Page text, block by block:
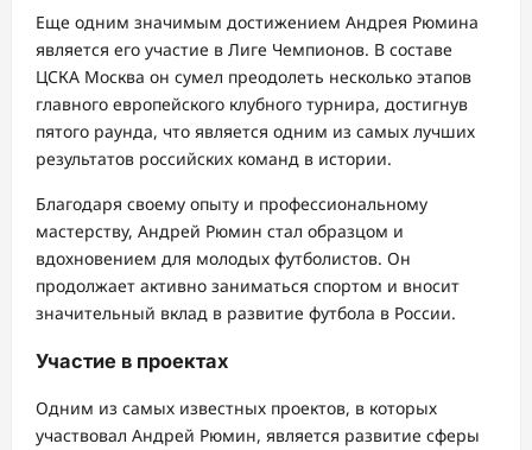
Еще одним значимым достижением Андрея Рюмина
является его участие в Лиге Чемпионов. В составе
ЦСКА Москва он сумел преодолеть несколько этапов
главного европейского клубного турнира, достигнув
пятого раунда, что является одним из самых лучших
результатов российских команд в истории.
Благодаря своему опыту и профессиональному
мастерству, Андрей Рюмин стал образцом и
вдохновением для молодых футболистов. Он
продолжает активно заниматься спортом и вносит
значительный вклад в развитие футбола в России.
Участие в проектах
Одним из самых известных проектов, в которых
участвовал Андрей Рюмин, является развитие сферы